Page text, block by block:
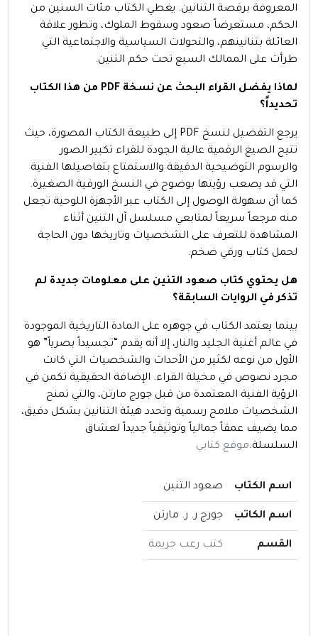
المعروفة برقصة التنانين. يغطي الكتاب مئات السنين من
الحكم، مستعرضاً صعود وسقوط الملوك، وتطور علاقة
العائلة بتنانينهم، والتحولات السياسية والاجتماعية التي
طرأت على الممالك السبع تحت حكم التنين.
لماذا يفضل القراء البحث عن نسخة PDF من هذا الكتاب
تحديداً؟
يرجع التفضيل لنسخ PDF إلى طبيعة الكتاب المصورة، حيث
تتيح الصيغ الرقمية عالية الجودة للقراء تكبير الصور
والرسوم التوضيحية الدقيقة والاستمتاع بتفاصيلها الفنية
التي قد يصعب رؤيتها بوضوح في النسخ الورقية الصغيرة.
كما أن سهولة الوصول إلى الكتاب عبر الأجهزة اللوحية تجعل
منه مرجعاً سريعاً لمتابعي مسلسل آل التنين أثناء
المشاهدة للتعرف على الشخصيات وتاريخها دون الحاجة
لحمل كتاب ورقي ضخم.
هل يحتوي كتاب صعود التنين على معلومات جديدة لم
تذكر في الروايات السابقة؟
بينما يعتمد الكتاب في جوهره على المادة التاريخية الموجودة
في عالم أغنية الجليد والنار، إلا أنه يقدم “تجسيداً بصرياً” هو
الأول من نوعه لكثير من الأحداث والشخصيات التي كانت
مجرد نصوص في مخيلة القراء. الإضافة الحقيقية تكمن في
الرؤية الفنية المعتمدة من قبل جورج مارتن، والتي تمنح
الشخصيات ملامح رسمية وتحدد هيئة التنانين بشكل دقيق،
مما يضيف عمقاً جمالياً وتوثيقياً جديداً لعشاق
السلسلة.موقع كتابي
اسم الكتاب صعود التنين
اسم الكاتب جورج ر. ر. مارتن
القسم كتب رعب جريمة